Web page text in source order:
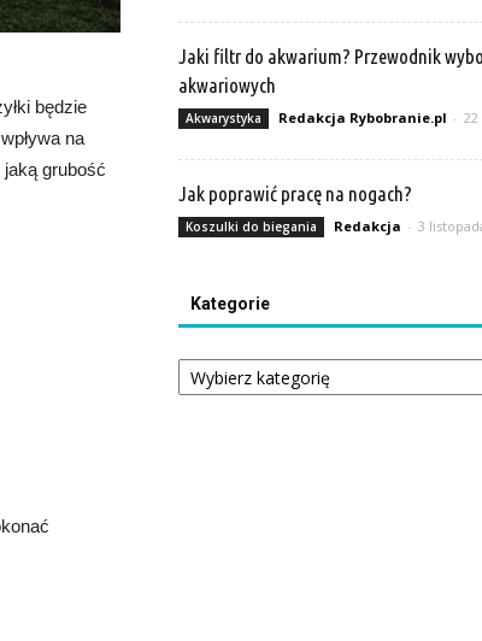
będzie
na
grubość
Jaki filtr do akwarium? Przewodnik
akwariowych
Akwarystyka Redakcja Rybobranie.pl - 22
Jak poprawić pracę na nogach?
Koszulki do biegania Redakcja - 3
Kategorie
Kategorie